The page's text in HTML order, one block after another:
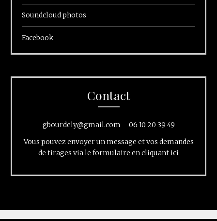
Soundcloud photos
Facebook
Contact
gbourdely@gmail.com – 06 10 20 39 49
Vous pouvez envoyer un message et vos demandes
de tirages via le formulaire en cliquant ici